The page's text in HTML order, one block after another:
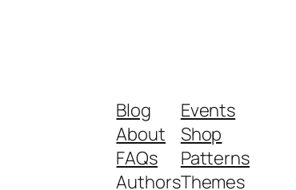
Blog
About
FAQs
Authors
Events
Shop
Patterns
Themes